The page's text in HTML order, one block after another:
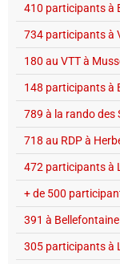
410 participants à
734 participants à
180 au VTT à
148 participants à
789 à la rando des
718 au RDP à
472 participants à
+ de 500
391 à
305 participants à